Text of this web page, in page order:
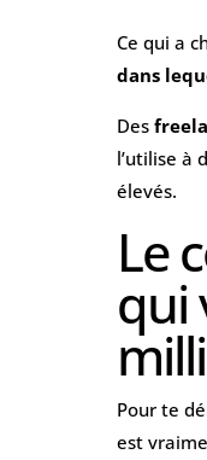
Ce qui a
dans
Des
l’utilise à
élevés.
Le
qui
Pour te
est